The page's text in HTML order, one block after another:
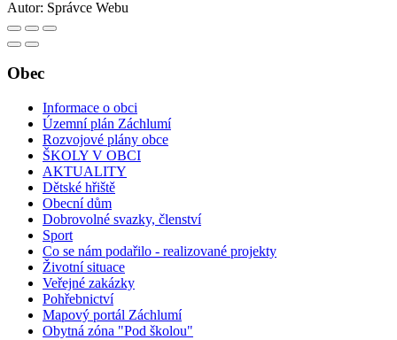
Autor: Správce Webu
Obec
Informace o obci
Územní plán Záchlumí
Rozvojové plány obce
ŠKOLY V OBCI
AKTUALITY
Dětské hřiště
Obecní dům
Dobrovolné svazky, členství
Sport
Co se nám podařilo - realizované projekty
Životní situace
Veřejné zakázky
Pohřebnictví
Mapový portál Záchlumí
Obytná zóna "Pod školou"